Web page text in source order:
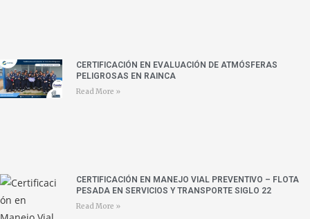
CERTIFICACIÓN EN EVALUACIÓN DE ATMÓSFERAS
PELIGROSAS EN RAINCA
Read More »
CERTIFICACIÓN EN MANEJO VIAL PREVENTIVO – FLOTA
PESADA EN SERVICIOS Y TRANSPORTE SIGLO 22
Read More »